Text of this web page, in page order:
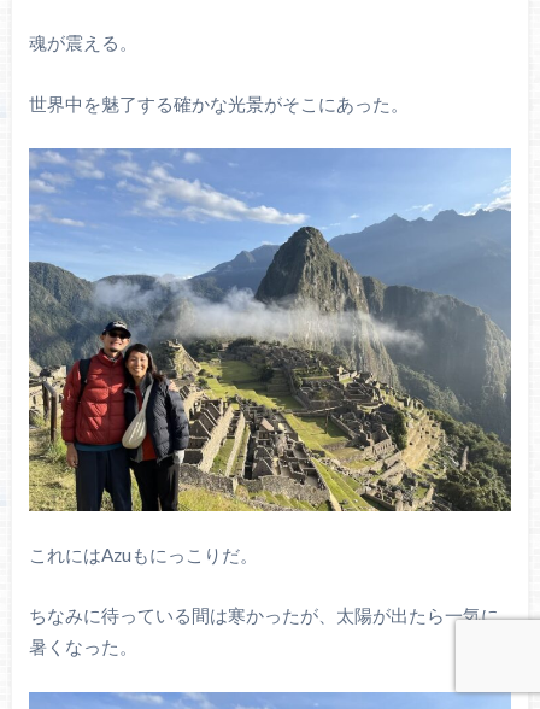
魂が震える。
世界中を魅了する確かな光景がそこにあった。
これにはAzuもにっこりだ。
ちなみに待っている間は寒かったが、太陽が出たら一気に
暑くなった。